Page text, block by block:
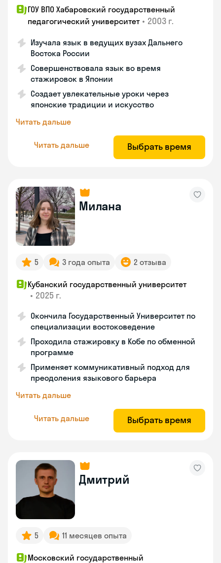
ГОУ ВПО Хабаровский государственный
педагогический университет • 2003 г.
Изучала язык в ведущих вузах Дальнего
Востока России
Совершенствовала язык во время
стажировок в Японии
Создает увлекательные уроки через
японские традиции и искусство
Читать дальше
Читать дальше Выбрать время
Милана
5 3 года опыта 2 отзыва
Кубанский государственный университет
• 2025 г.
Окончила Государственный Университет по
специализации востоковедение
Проходила стажировку в Кобе по обменной
программе
Применяет коммуникативный подход для
преодоления языкового барьера
Читать дальше
Читать дальше Выбрать время
Дмитрий
5 11 месяцев опыта
Московский государственный